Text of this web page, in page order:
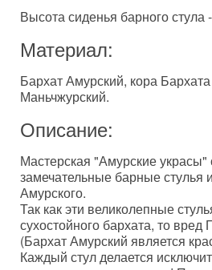
Высота сиденья барного стула
Материал:
Бархат Амурский, кора
Маньчжурский.
Описание:
Мастерская "Амурские украсы"
замечательные барные стулья
Амурского.
Так как эти великолепные
сухостойного бархата, то
(Бархат Амурский является
Каждый стул делается